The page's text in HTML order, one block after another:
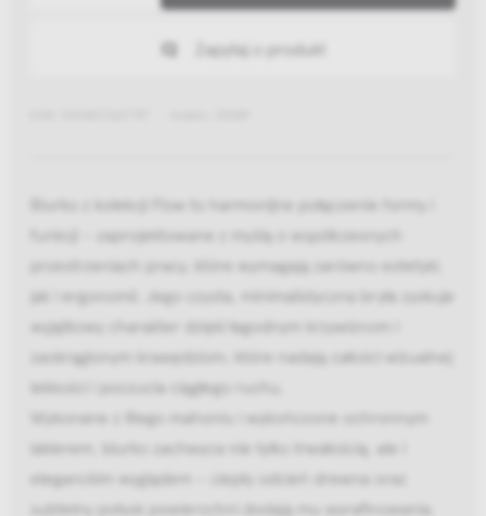
Zapytaj o produkt
Biurko z kolekcji Flow to harmonijne połączenie formy i
funkcji – zaprojektowane z myślą o współczesnych
przestrzeniach pracy, które wymagają zarówno estetyki,
jak i ergonomii. Jego czysta, minimalistyczna bryła zyskuje
wyjątkowy charakter dzięki łagodnym krzywiznom i
zaokrąglonym krawędziom, które nadają całości wizualnej
lekkości i poczucia ciągłego ruchu.
Wykonane z litego mahoniu i wykończone ochronnym
lakierem, biurko zachwyca nie tylko trwałością, ale i
eleganckim wyglądem – ciepły odcień drewna oraz
subtelny połysk powierzchni dodają mu wyrafinowania.